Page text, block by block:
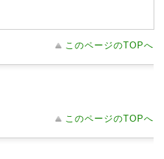
このページのTOPへ
このページのTOPへ